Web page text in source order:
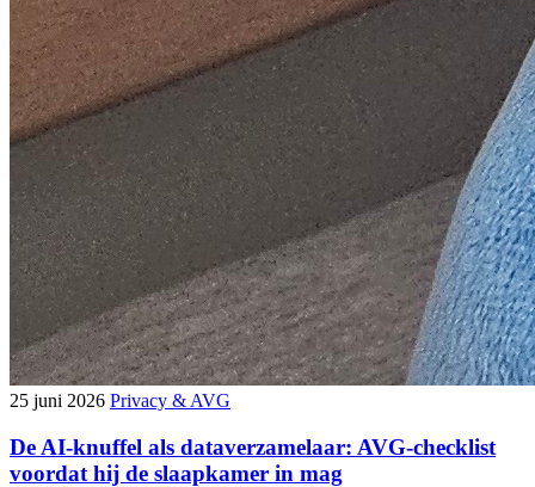
25 juni 2026 Privacy & AVG
De AI-knuffel als dataverzamelaar: AVG-checklist
voordat hij de slaapkamer in mag